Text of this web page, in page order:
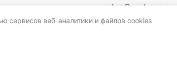
zakaz@vent-exp.ru
сервисов веб-аналитики и файлов cookies